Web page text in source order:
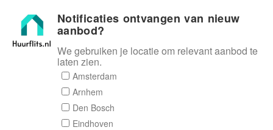
Huurflits
Reactieformulier
Huurflits
Notificaties ontvangen van nieuw
aanbod?
We gebruiken je locatie om relevant aanbod te
laten zien.
Amsterdam
Arnhem
Den Bosch
Eindhoven